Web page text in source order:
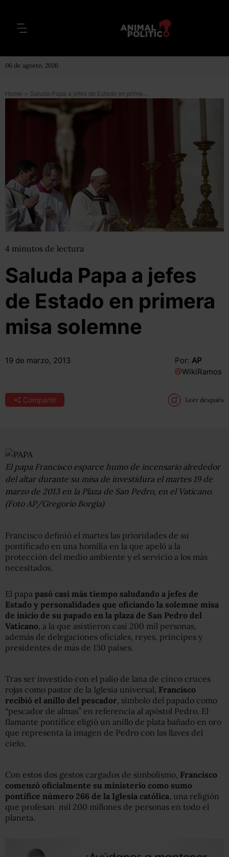
06 de agosto, 2026
Home > Saluda Papa a jefes de Estado en primera misa solemne
4 minutos de lectura
Saluda Papa a jefes
de Estado en primera
misa solemne
19 de marzo, 2013 Por: AP
@WikiRamos
Compartir Leer después
El papa Francisco esparce humo de incensario alrededor
del altar durante su misa de investidura el martes 19 de
marzo de 2013 en la Plaza de San Pedro, en el Vaticano.
(Foto AP/Gregorio Borgia)
Francisco definió el martes las prioridades de su
pontificado en una homilía en la que apeló a la
protección del medio ambiente y el servicio a los más
necesitados.
El papa pasó casi más tiempo saludando a jefes de
Estado y personalidades que oficiando la solemne misa
de inicio de su papado en la plaza de San Pedro del
Vaticano, a la que asistieron casi 200 mil personas,
además de delegaciones oficiales, reyes, príncipes y
presidentes de más de 130 países.
Tras ser investido con el palio de lana de cinco cruces
rojas como pastor de la Iglesia universal, Francisco
recibió el anillo del pescador, símbolo del papado como
“pescador de almas” en referencia al apóstol Pedro. El
flamante pontífice eligió un anillo de plata bañado en oro
que representa la imagen de Pedro con las llaves del
cielo.
Con estos dos gestos cargados de simbolismo, Francisco
comenzó oficialmente su ministerio como sumo
pontífice número 266 de la Iglesia católica, una religión
que profesan mil 200 millones de personas en todo el
planeta.